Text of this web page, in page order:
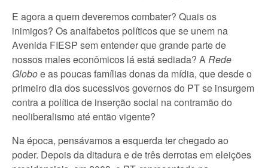
E agora a quem deveremos combater? Quais os
inimigos? Os analfabetos políticos que se unem na
Avenida FIESP sem entender que grande parte de
nossos males econômicos lá está sediada? ARede
Globoe as poucas famílias donas da mídia, que desde o
primeiro dia dos sucessivos governos do PT se insurgem
contra a política de inserção social na contramão do
neoliberalismo até então vigente?
Na época, pensávamos a esquerda ter chegado ao
poder. Depois da ditadura e de três derrotas em eleições